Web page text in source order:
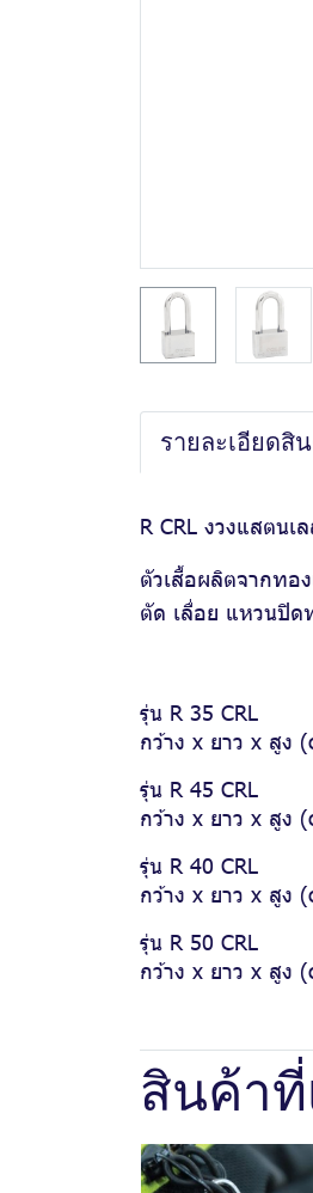
รายละเอียดสิ
R CRL งวงแสตน
ตัวเสื้อผลิตจากทอ
ตัด เลื่อย แหวนปิด
รุ่น R 35 CRL
กว้าง x ยาว x สูง
รุ่น R 45 CRL
กว้าง x ยาว x สูง
รุ่น R 40 CRL
กว้าง x ยาว x สูง
รุ่น R 50 CRL
กว้าง x ยาว x สูง
สินค้าที่